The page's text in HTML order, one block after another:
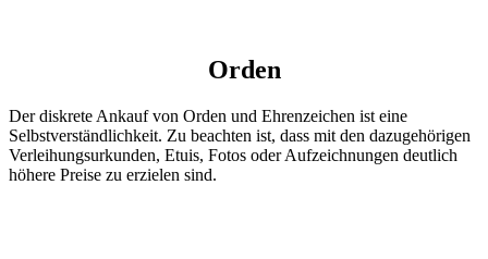
Orden
Der diskrete Ankauf von Orden und Ehrenzeichen ist eine
Selbstverständlichkeit. Zu beachten ist, dass mit den dazugehörigen
Verleihungsurkunden, Etuis, Fotos oder Aufzeichnungen deutlich
höhere Preise zu erzielen sind.